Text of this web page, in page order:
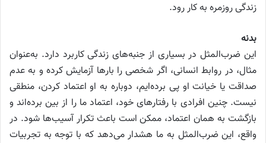
زندگی روزمره به کار رود.
بدنه
این ضرب‌المثل در بسیاری از جنبه‌های زندگی کاربرد دارد. به‌عنوان
مثال، در روابط انسانی، اگر شخصی را بارها آزمایش کرده و به عدم
صداقت یا خیانت او پی برده‌ایم، دوباره به او اعتماد کردن، منطقی
نیست. چنین افرادی با رفتارهای خود، اعتماد ما را از بین برده‌اند و
بازگشت به همان اعتماد، ممکن است باعث تکرار آسیب‌ها شود. در
واقع، این ضرب‌المثل به ما هشدار می‌دهد که با توجه به تجربیات